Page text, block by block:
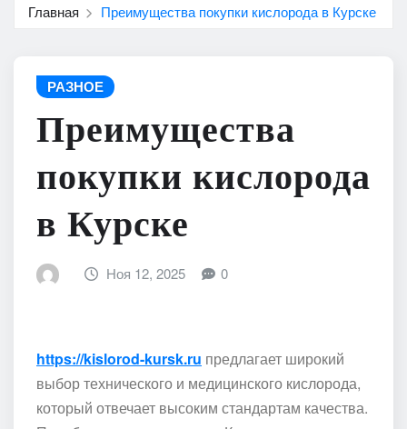
Главная Преимущества покупки кислорода в Курске
РАЗНОЕ
Преимущества
покупки кислорода
в Курске
Ноя 12, 2025 0
https://kislorod-kursk.ru предлагает широкий
выбор технического и медицинского кислорода,
который отвечает высоким стандартам качества.